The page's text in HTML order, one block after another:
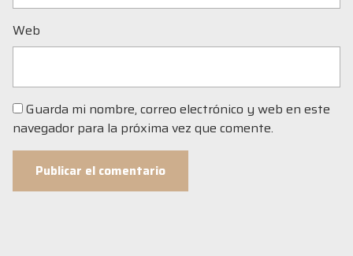
Web
Guarda mi nombre, correo electrónico y web en este
navegador para la próxima vez que comente.